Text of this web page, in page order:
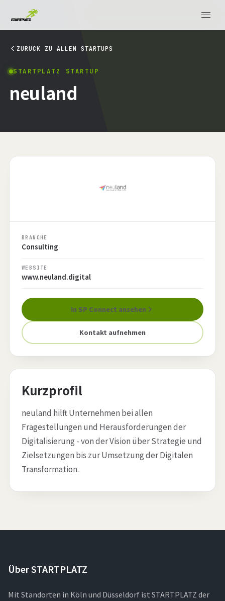
ZURÜCK ZU ALLEN STARTUPS
STARTPLATZ STARTUP
neuland
BRANCHE
Consulting
WEBSITE
www.neuland.digital
In SP Connect ansehen
Kontakt aufnehmen
Kurzprofil
neuland hilft Unternehmen bei allen
Fragestellungen und Herausforderungen der
Digitalisierung - von der Vision über Strategie und
Zielsetzungen bis zur Umsetzung der Digitalen
Transformation.
Über STARTPLATZ
Mit Standorten in Köln und Düsseldorf ist STARTPLATZ der